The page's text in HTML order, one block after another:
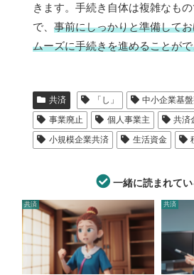
きます。手続き自体は複雑なも
で、 事前にしっかりと準備して
ムーズに手続きを進めることが
共済 「し」
中小企業基
事業廃止
個人事業主
共済
小規模企業共済
生活資金
一緒に読まれて
共済 共済